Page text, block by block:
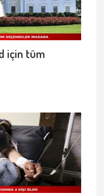
için tüm